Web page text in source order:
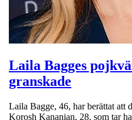
Laila Bagges
granskade
Laila Bagge, 46, har berättat att
Korosh Kananian, 28, som tar